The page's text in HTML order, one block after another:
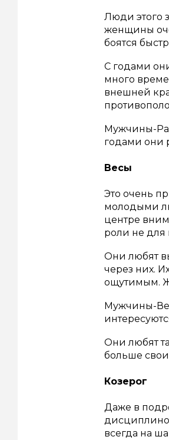
Люди этого
женщины
боятся
С годами
много
внешней
Мужчины-
годами они
Весы
Это очень
молодыми
центре
роли не для
Они любят
через них.
ощутимым.
Мужчины-
Они любят
больше
Козерог
Даже в
всегда на